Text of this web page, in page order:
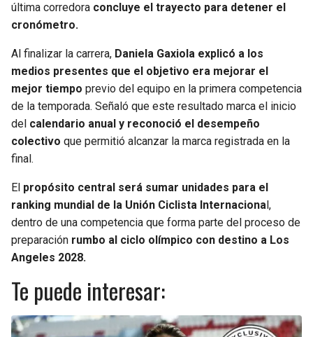
última corredora concluye el trayecto para detener el
cronómetro.
Al finalizar la carrera, Daniela Gaxiola explicó a los
medios presentes que el objetivo era mejorar el
mejor tiempo previo del equipo en la primera competencia
de la temporada. Señaló que este resultado marca el inicio
del calendario anual y reconoció el desempeño
colectivo que permitió alcanzar la marca registrada en la
final.
El propósito central será sumar unidades para el
ranking mundial de la Unión Ciclista Internaciona l,
dentro de una competencia que forma parte del proceso de
preparación rumbo al ciclo olímpico con destino a Los
Angeles 2028.
Te puede interesar: